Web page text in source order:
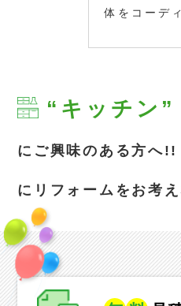
体をコーデ
“キッチン”
にご興味のある方へ!!
にリフォームをお考